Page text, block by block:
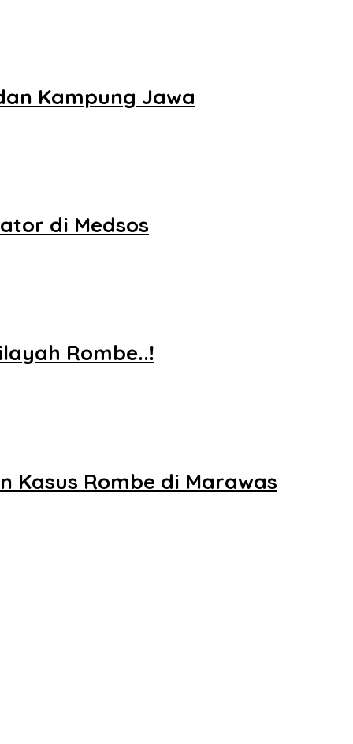
Kampung Jawa
di Medsos
Rombe..!
Kasus Rombe di Marawas